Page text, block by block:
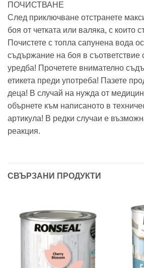
ПОЧИСТВАНЕ
След приключване отстранете
боя от четката или валяка, с които
Почистете с топла сапунена вода
съдържание на боя в съответствие
уредба! Прочетете внимателно
етикета преди употреба! Пазете
деца! В случай на нужда от
обърнете към написаното в
артикула! В редки случаи е
реакция.
СВЪРЗАНИ ПРОДУКТИ